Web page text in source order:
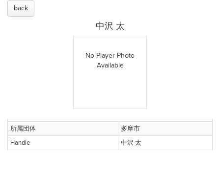
back
中沢 太
No Player Photo
Available
所属団体
多摩市
Handle
中沢 太